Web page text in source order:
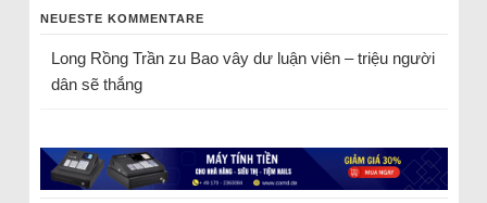
NEUESTE KOMMENTARE
Long Rồng Trầnzu Bao vây dư luận viên – triệu người
dân sẽ thắng